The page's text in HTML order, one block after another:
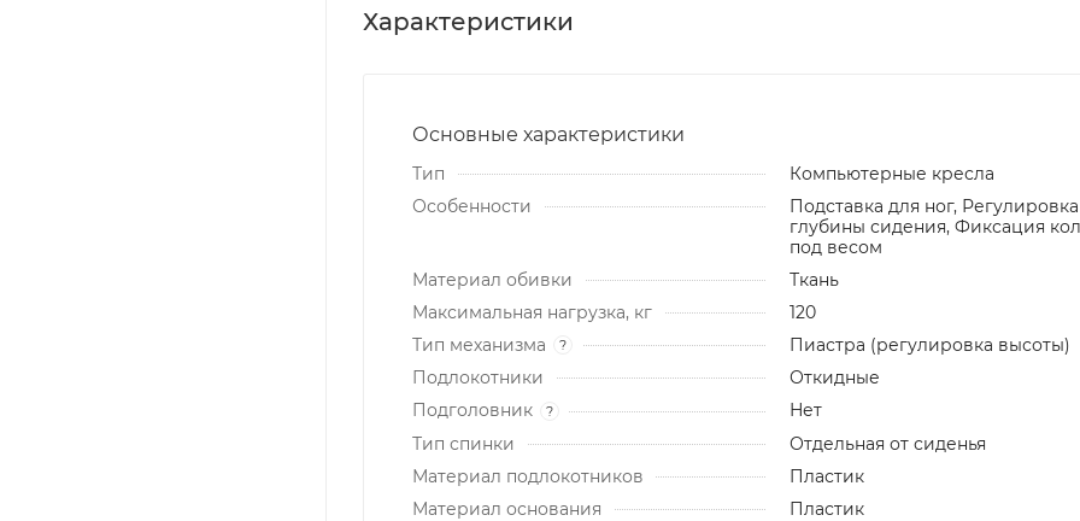
Характеристики
Основные характеристики
Тип
Компьютерные кресла
Особенности
Подставка для ног, Регулировка
глубины сидения, Фиксация
под весом
Материал обивки
Ткань
Максимальная нагрузка, кг
120
Тип механизма
?
Пиастра (регулировка высоты)
Подлокотники
Откидные
Подголовник
?
Нет
Тип спинки
Отдельная от сиденья
Материал подлокотников
Пластик
Материал основания
Пластик